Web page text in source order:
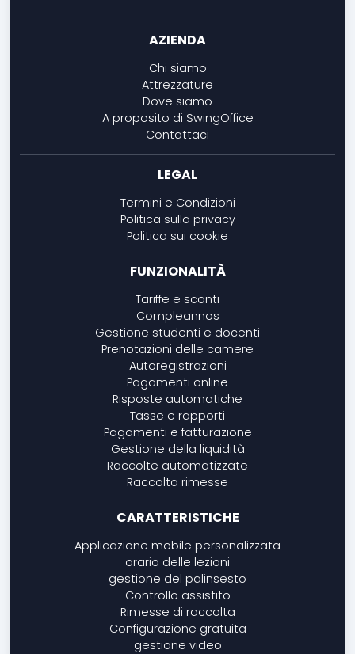
AZIENDA
Chi siamo
Attrezzature
Dove siamo
A proposito di SwingOffice
Contattaci
LEGAL
Termini e Condizioni
Politica sulla privacy
Politica sui cookie
FUNZIONALITÀ
Tariffe e sconti
Compleannos
Gestione studenti e docenti
Prenotazioni delle camere
Autoregistrazioni
Pagamenti online
Risposte automatiche
Tasse e rapporti
Pagamenti e fatturazione
Gestione della liquidità
Raccolte automatizzate
Raccolta rimesse
CARATTERISTICHE
Applicazione mobile personalizzata
orario delle lezioni
gestione del palinsesto
Controllo assistito
Rimesse di raccolta
Configurazione gratuita
gestione video